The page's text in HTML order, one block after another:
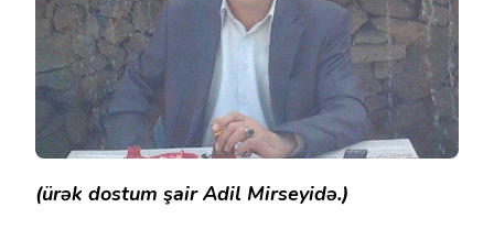
(ürək dostum şair Adil Mirseyidə.)